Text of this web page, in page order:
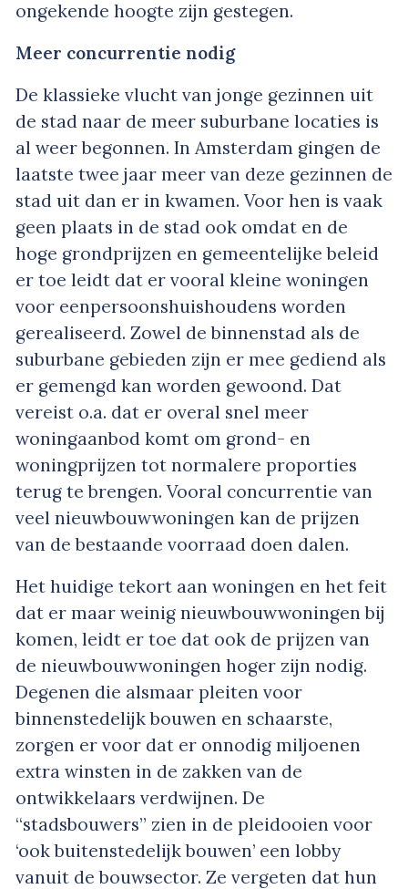
ongekende hoogte zijn gestegen.
Meer concurrentie nodig
De klassieke vlucht van jonge gezinnen uit
de stad naar de meer suburbane locaties is
al weer begonnen. In Amsterdam gingen de
laatste twee jaar meer van deze gezinnen de
stad uit dan er in kwamen. Voor hen is vaak
geen plaats in de stad ook omdat en de
hoge grondprijzen en gemeentelijke beleid
er toe leidt dat er vooral kleine woningen
voor eenpersoonshuishoudens worden
gerealiseerd. Zowel de binnenstad als de
suburbane gebieden zijn er mee gediend als
er gemengd kan worden gewoond. Dat
vereist o.a. dat er overal snel meer
woningaanbod komt om grond- en
woningprijzen tot normalere proporties
terug te brengen. Vooral concurrentie van
veel nieuwbouwwoningen kan de prijzen
van de bestaande voorraad doen dalen.
Het huidige tekort aan woningen en het feit
dat er maar weinig nieuwbouwwoningen bij
komen, leidt er toe dat ook de prijzen van
de nieuwbouwwoningen hoger zijn nodig.
Degenen die alsmaar pleiten voor
binnenstedelijk bouwen en schaarste,
zorgen er voor dat er onnodig miljoenen
extra winsten in de zakken van de
ontwikkelaars verdwijnen. De
“stadsbouwers” zien in de pleidooien voor
‘ook buitenstedelijk bouwen’ een lobby
vanuit de bouwsector. Ze vergeten dat hun